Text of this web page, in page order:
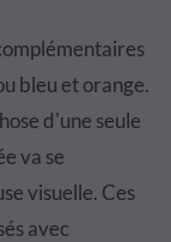
bleu et orange.
d'une seule
va se
visuelle. Ces
avec